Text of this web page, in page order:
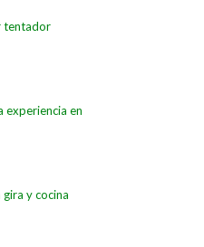
tentador
experiencia en
y cocina